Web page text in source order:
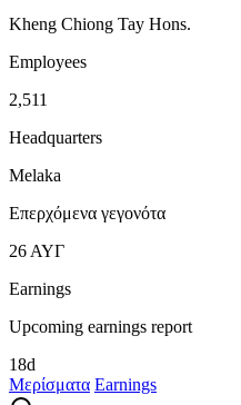
Kheng Chiong Tay Hons.
Employees
2,511
Headquarters
Melaka
Επερχόμενα γεγονότα
26 ΑΥΓ
Earnings
Upcoming earnings report
18d
Μερίσματα Earnings